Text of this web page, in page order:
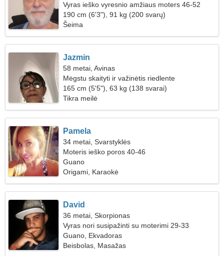
Vyras ieško vyresnio amžiaus moters 46-52
190 cm (6'3"), 91 kg (200 svarų)
Šeima
Jazmin
58 metai, Avinas
Mėgstu skaityti ir važinėtis riedlente
165 cm (5'5"), 63 kg (138 svarai)
Tikra meilė
Pamela
34 metai, Svarstyklės
Moteris ieško poros 40-46
Guano
Origami, Karaokė
David
36 metai, Skorpionas
Vyras nori susipažinti su moterimi 29-33
Guano, Ekvadoras
Beisbolas, Masažas